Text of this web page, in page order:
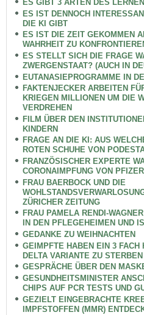
ES GIBT 3 ARTEN DES
ES IST DENNOCH
DIE KI GIBT
ES IST DIE ZEIT GEKOMMEN
WAHRHEIT ZU
ES STELLT SICH DIE FRAGE
ZWERGENSTAAT? (AUCH IN
EUTANASIEPROGRAMME IN
FAKTENJECKER ARBEITEN
KRIEGEN MILLIONEN UM DIE
VERDREHEN
FILM ÜBER DEN
KINDERN
FRAGE AN DIE KI: AUS
ROTEN SCHUHE VON
FRANZÖSISCHER EXPERTE
CORONAIMPFUNG VON PFIZER
FRAU BAERBOCK UND DIE
ZÜRICHER ZEITUNG
FRAU PAMELA RENDI-
IN DEN PFLEGEHEIMEN UND
GEDANKE ZU WEIHNACHTEN
GEIMPFTE HABEN EIN 3 FACH
DELTA VARIANTE ZU STERBEN
GESPRÄCHE ÜBER DEN
GESUNDHEITSMINISTER
CHIPS AUF PCR TESTS UND
GEZIELT EINGEBRACHTE
IMPFSTOFFEN (MMR)